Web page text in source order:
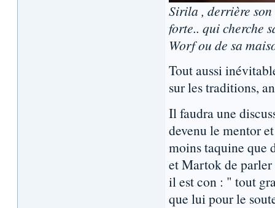
Sirila , derrière son
forte.. qui cherche
Worf ou de sa
Tout aussi
sur les traditions,
Il faudra une
devenu le mentor
moins taquine que
et Martok de
il est con : " tout
que lui pour le